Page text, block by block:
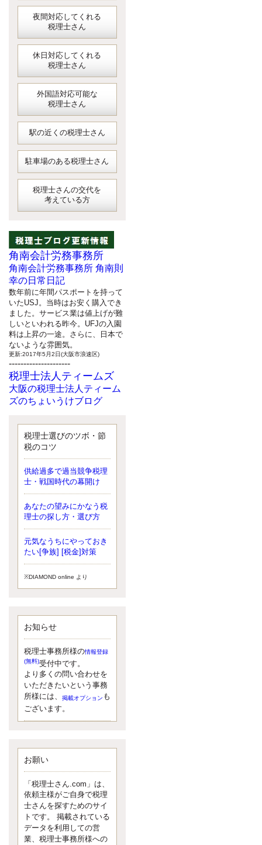
夜間対応してくれる
税理士さん
休日対応してくれる
税理士さん
外国語対応可能な
税理士さん
駅の近くの税理士さん
駐車場のある税理士さん
税理士さんの交代を
考えている方
角南会計労務事務所
角南会計労務事務所 角南則
幸の日常日記
数年前に年間パスポートを持って
いたUSJ。当時はお安く購入でき
ました。サービス業は値上げが難
しいといわれる昨今。UFJの入園
料は上昇の一途。さらに、日本で
ないような雰囲気。
更新:2017年5月2日(大阪市浪速区)
---------------------
税理士法人ティームズ
大阪の税理士法人ティーム
ズのちょいうけブログ
なったことに気付いた、税理士の
北井です。寂しいです。 先日、テ
ィームズイベントとしてバーベキ
ップしようと思いましたが、そこ
はセンスある後のブロガーに任せ
ようと思います。
更新:2017年5月1日(大阪市北区)
---------------------
サクセス会計事務所
サクセス税理士のお役立ち
ブログ
平成２７年１月１日以降開始の相
続より、相続税の基礎控除額（相
続税が課税されない遺産の上限
しています。
更新:2017年5月1日(大阪市中央区)
湘南BUN税理士事務所
湘南のぽっちゃり女性税理
士松村文子と湘南ＢＵ
また最近、税理士試験のご相談を
受けることおおくなりました。受
験申し込み受け付け開始になるか
ダメと思う前に、全力で勝負して
みたいです！
京都のやわらか女性税理
イクメン税理士による税金
ブログです。
なくて七クセ 目は口ほどにモノを
税理士選びのツボ・節
税のコツ
供給過多で過当競争税理
士・戦国時代の幕開け
あなたの望みにかなう税
理士の探し方・選び方
元気なうちにやっておき
たい[争族] [税金]対策
※DIAMOND online より
お知らせ
税理士事務所様の情報登録
(無料)受付中です。
より多くの問い合わせを
いただきたいという事務
所様には、
掲載オプション も
ございます。
お願い
「税理士さん.com」は、
依頼主様がご自身で税理
士さんを探すためのサイ
トです。 掲載されている
データを利用しての営
業、税理士事務所様への